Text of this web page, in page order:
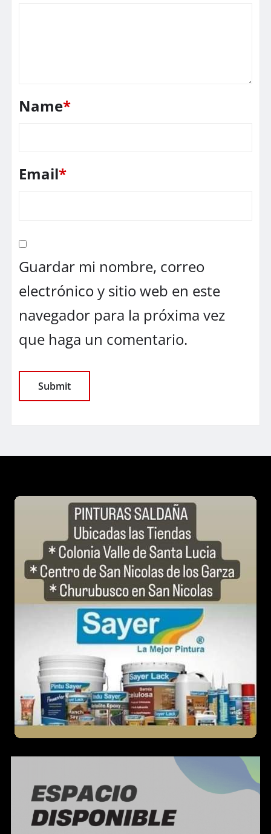
Name*
Email*
Guardar mi nombre, correo
electrónico y sitio web en este
navegador para la próxima vez
que haga un comentario.